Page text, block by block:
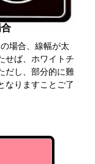
場合、線幅が太
せば、ホワイトチ
だし、部分的に難
なりますことご了